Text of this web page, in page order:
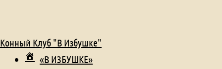
Конный Клуб "В Избушке"
«В ИЗБУШКЕ»